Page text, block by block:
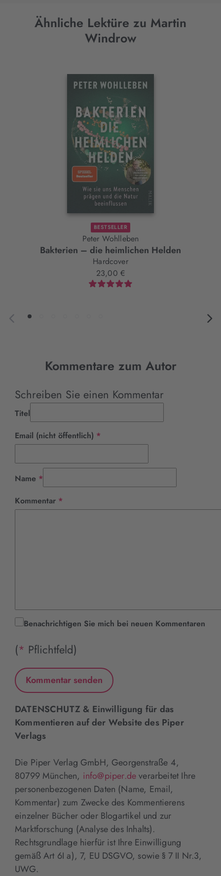
Ähnliche Lektüre zu Martin
Windrow
BESTSELLER
Peter Wohlleben
Bakterien – die heimlichen Helden
Hardcover
23,00 €
Kommentare zum Autor
Schreiben Sie einen Kommentar
Titel
Email (nicht öffentlich) *
Name *
Kommentar *
Benachrichtigen Sie mich bei neuen Kommentaren
(* Pflichtfeld)
DATENSCHUTZ & Einwilligung für das
Kommentieren auf der Website des Piper
Verlags
Die Piper Verlag GmbH, Georgenstraße 4,
80799 München, info@piper.deverarbeitet Ihre
personenbezogenen Daten (Name, Email,
Kommentar) zum Zwecke des Kommentierens
einzelner Bücher oder Blogartikel und zur
Marktforschung (Analyse des Inhalts).
Rechtsgrundlage hierfür ist Ihre Einwilligung
gemäß Art 6I a), 7, EU DSGVO, sowie § 7 II Nr.3,
UWG.